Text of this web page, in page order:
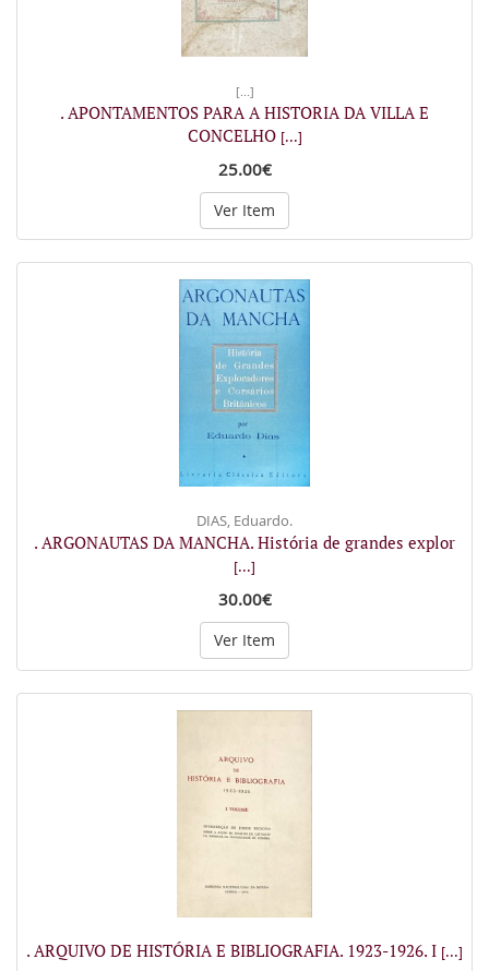
[...]
. APONTAMENTOS PARA A HISTORIA DA VILLA E
CONCELHO [...]
25.00€
Ver Item
DIAS, Eduardo.
. ARGONAUTAS DA MANCHA. História de grandes explor
[...]
30.00€
Ver Item
. ARQUIVO DE HISTÓRIA E BIBLIOGRAFIA. 1923-1926. I [...]